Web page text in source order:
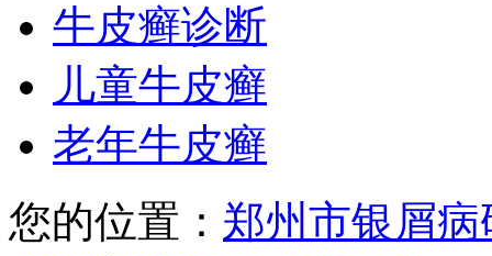
牛皮癣诊断
儿童牛皮癣
老年牛皮癣
您的位置： 郑州市银屑病